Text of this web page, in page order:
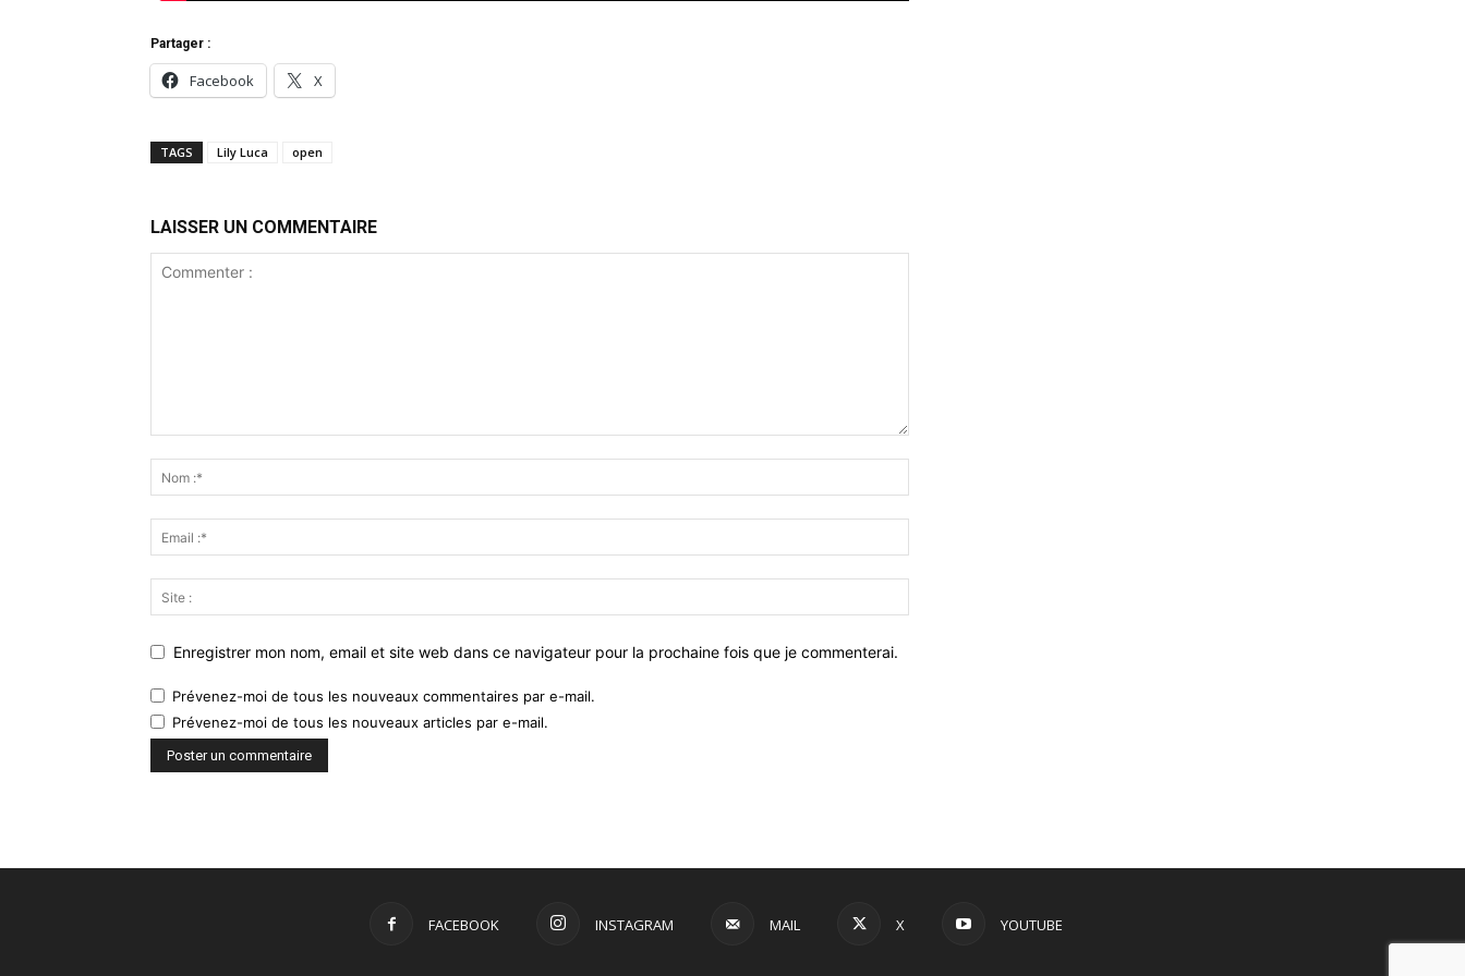
Partager :
Facebook X
TAGS Lily Luca open
LAISSER UN COMMENTAIRE
Enregistrer mon nom, email et site web dans ce navigateur pour la prochaine fois que je commenterai.
Prévenez-moi de tous les nouveaux commentaires par e-mail.
Prévenez-moi de tous les nouveaux articles par e-mail.
FACEBOOK INSTAGRAM MAIL X YOUTUBE